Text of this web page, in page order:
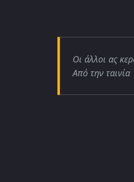
Οι άλλοι ας
Από την